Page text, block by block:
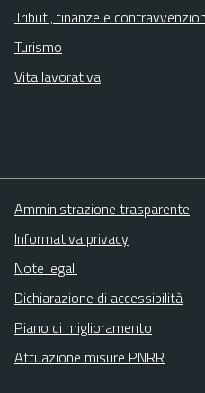
Tributi, finanze e
Turismo
Vita lavorativa
Amministrazione trasparente
Informativa privacy
Note legali
Dichiarazione di accessibilità
Piano di miglioramento
Attuazione misure PNRR